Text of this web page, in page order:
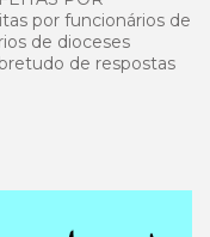
por funcionários de
de dioceses
de respostas